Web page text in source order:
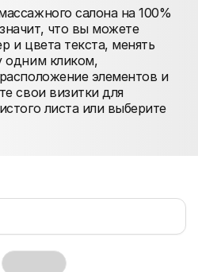
салона на 100%
что вы можете
и цвета текста, менять
одним кликом,
элементов и
свои визитки для
листа или выберите